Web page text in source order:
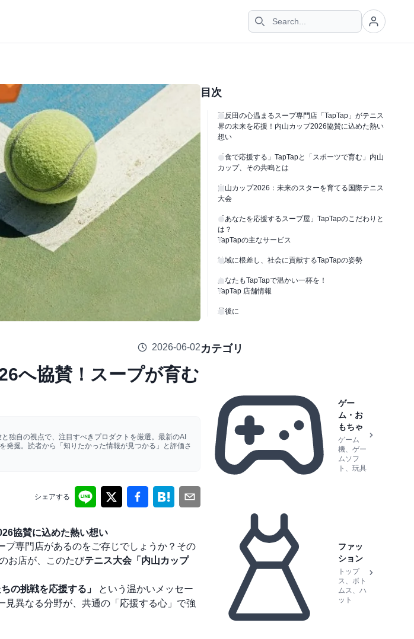
2026-06-02
へ協賛！スープが育む
独自の視点で、注目すべきプロダクトを厳選。最新のAI
発掘。読者から「知りたかった情報が見つかる」と評価さ
シェアする
協賛に込めた熱い想い
専門店があるのをご存じでしょうか？その
お店が、このたびテニス大会「内山カップ
の挑戦を応援する」
という温かいメッセー
異なる分野が、共通の「応援する心」で強
目次
五反田の心温まるスープ専門店「TapTap」がテニス
界の未来を応援！内山カップ2026協賛に込めた熱い
想い
「食で応援する」TapTapと「スポーツで育む」内山
カップ、その共鳴とは
内山カップ2026：未来のスターを育てる国際テニス
大会
「あなたを応援するスープ屋」TapTapのこだわりと
は？
TapTapの主なサービス
地域に根差し、社会に貢献するTapTapの姿勢
あなたもTapTapで温かい一杯を！
TapTap 店舗情報
最後に
カテゴリ
ゲー
ム・お
もちゃ
ゲーム
機、ゲー
ムソフ
ト、玩具
ファッ
ション
トップ
ス、ボト
ムス、ハ
ット